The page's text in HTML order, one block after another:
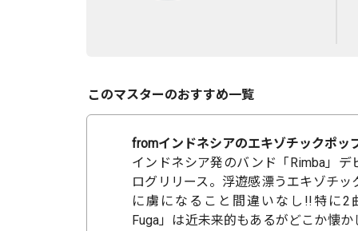
このマスターのおすすめ一覧
fromインドネシアのエキゾチックポッ
インドネシア発のバンド「Rimba」デ
ログリリース。浮遊感漂うエキゾチ
に虜になること間違いなし!!特に2
Fuga」は近未来的もあるがどこか懐